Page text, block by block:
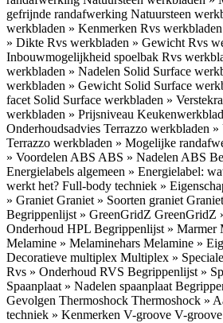
gefrijnde randafwerking Natuursteen
werkbladen » Kenmerken Rvs
» Dikte Rvs werkbladen » Gewicht Rvs
Inbouwmogelijkheid spoelbak Rvs
werkbladen » Nadelen Solid Surface
werkbladen » Gewicht Solid Surface
facet Solid Surface werkbladen »
werkbladen » Prijsniveau
Onderhoudsadvies Terrazzo werkbladen
Terrazzo werkbladen » Mogelijke
» Voordelen ABS ABS » Nadelen ABS
Energielabels algemeen » Energielabel:
werkt het? Full-body techniek »
» Graniet Graniet » Soorten graniet
Begrippenlijst » GreenGridZ GreenGridZ
Onderhoud HPL Begrippenlijst » Marmer
Melamine » Melaminehars Melamine »
Decoratieve multiplex Multiplex »
Rvs » Onderhoud RVS Begrippenlijst »
Spaanplaat » Nadelen spaanplaat
Gevolgen Thermoshock Thermoshock »
techniek » Kenmerken V-groove V-